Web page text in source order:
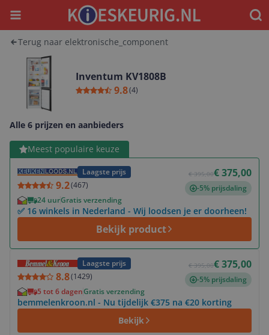
Menu
Terug naar elektronische_component
Inventum KV1808B
9.8(4)
Alle 6 prijzen en aanbieders
Meest populaire keuze
Laagste prijs
9.2(467)
€ 395,00€ 375,00
-5% prijsdaling
24 uurGratis verzending
✅ 16 winkels in Nederland - Wij loodsen je er doorheen!
Bekijk product
Bekijk product
Laagste prijs
8.8(1429)
€ 395,00€ 375,00
-5% prijsdaling
5 tot 6 dagenGratis verzending
bemmelenkroon.nl - Nu tijdelijk €375 na €20 korting
Bekijk